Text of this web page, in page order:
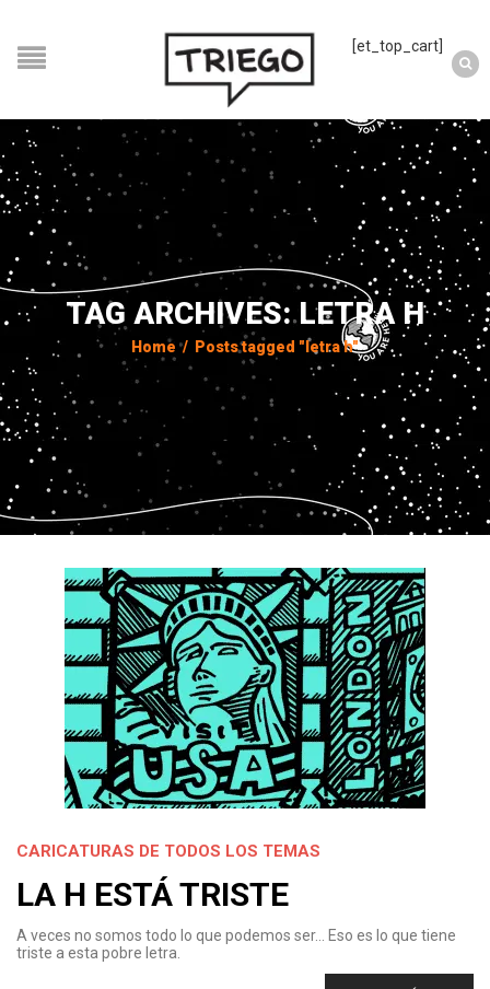
[et_top_cart]
TAG ARCHIVES: LETRA H
Home / Posts tagged "letra h"
CARICATURAS DE TODOS LOS TEMAS
LA H ESTÁ TRISTE
A veces no somos todo lo que podemos ser… Eso es lo que tiene
triste a esta pobre letra.